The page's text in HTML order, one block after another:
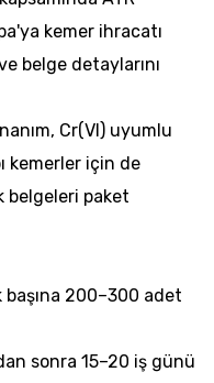
kemer ihracatı
belge detaylarını
Cr(VI) uyumlu
kemerler için de
belgeleri paket
200–300 adet
sonra 15–20 iş günü